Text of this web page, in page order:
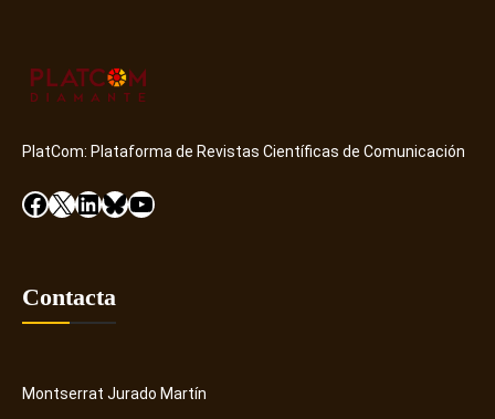
PlatCom: Plataforma de Revistas Científicas de Comunicación
Facebook X LinkedIn Bluesky YouTube
Contacta
Montserrat Jurado Martín